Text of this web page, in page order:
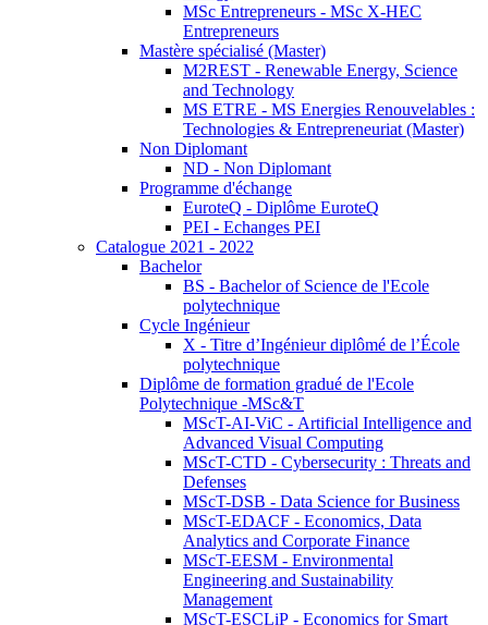
MSc Entrepreneurs - MSc X-HEC
Entrepreneurs
Mastère spécialisé (Master)
M2REST - Renewable Energy, Science
and Technology
MS ETRE - MS Energies Renouvelables :
Technologies & Entrepreneuriat (Master)
Non Diplomant
ND - Non Diplomant
Programme d'échange
EuroteQ - Diplôme EuroteQ
PEI - Echanges PEI
Catalogue 2021 - 2022
Bachelor
BS - Bachelor of Science de l'Ecole
polytechnique
Cycle Ingénieur
X - Titre d’Ingénieur diplômé de l’École
polytechnique
Diplôme de formation gradué de l'Ecole
Polytechnique -MSc&T
MScT-AI-ViC - Artificial Intelligence and
Advanced Visual Computing
MScT-CTD - Cybersecurity : Threats and
Defenses
MScT-DSB - Data Science for Business
MScT-EDACF - Economics, Data
Analytics and Corporate Finance
MScT-EESM - Environmental
Engineering and Sustainability
Management
MScT-ESCLiP - Economics for Smart